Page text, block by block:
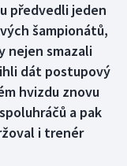
předvedli jeden
šampionátů,
nejen smazali
dát postupový
hvizdu znovu
a pak
i trenér